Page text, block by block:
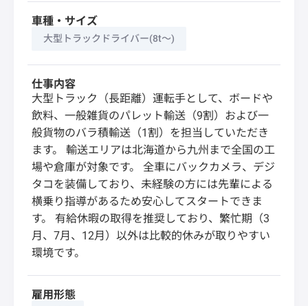
車種・サイズ
大型トラックドライバー(8t～)
仕事内容
大型トラック（長距離）運転手として、ボードや
飲料、一般雑貨のパレット輸送（9割）および一
般貨物のバラ積輸送（1割）を担当していただき
ます。 輸送エリアは北海道から九州まで全国の工
場や倉庫が対象です。 全車にバックカメラ、デジ
タコを装備しており、未経験の方には先輩による
横乗り指導があるため安心してスタートできま
す。 有給休暇の取得を推奨しており、繁忙期（3
月、7月、12月）以外は比較的休みが取りやすい
環境です。
雇用形態